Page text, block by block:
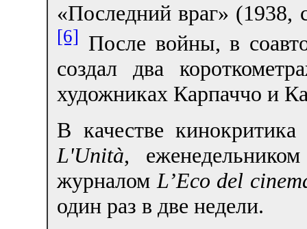
«Последний враг» (1938,
[6] После войны, в
создал два
художниках Карпаччо и
В качестве кинокритика
L'Unità,
журналом L’Eco del
один раз в две недели.